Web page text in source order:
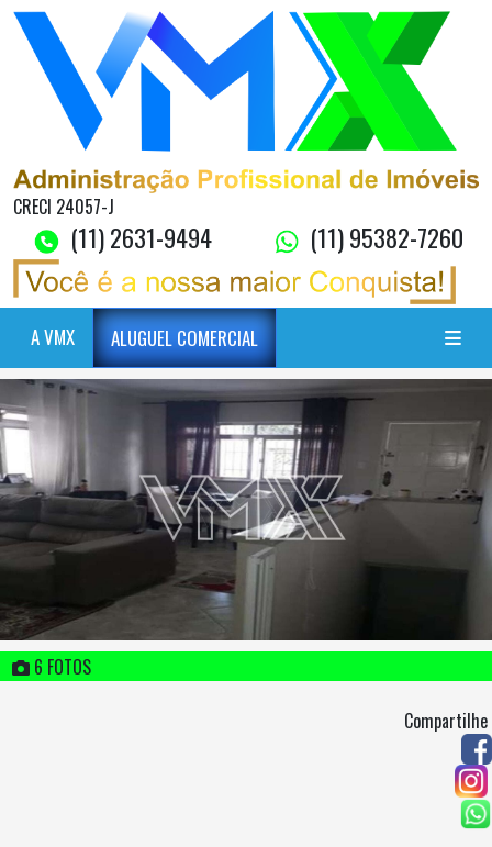
CRECI 24057-J
(11) 2631-9494 (11) 95382-7260
A VMX ALUGUEL COMERCIAL
6 FOTOS
Compartilhe